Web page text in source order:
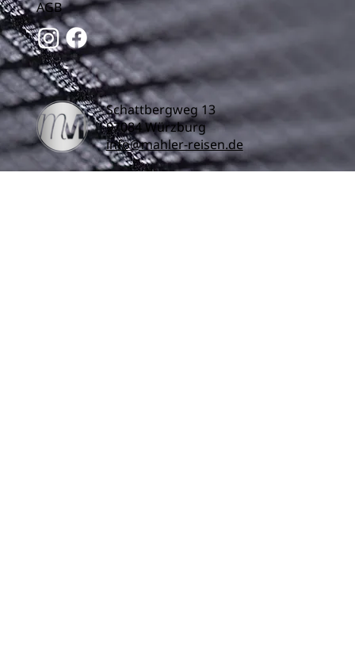
Schattbergweg 13
97084 Würzburg
info@mahler-reisen.de
AGB